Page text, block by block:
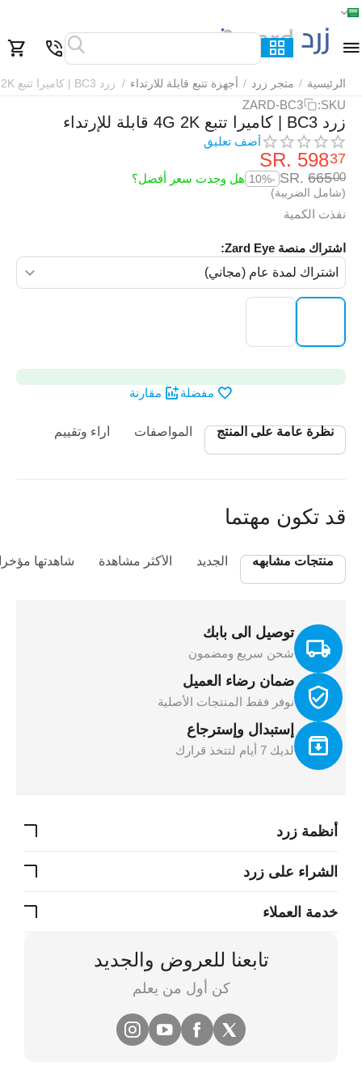
الرئيسية / متجر زرد / أجهزة تتبع قابلة للارتداء / زرد BC3 | كاميرا تتبع 4G 2K قابلة للإرتداء
SKU:
ZARD-BC3
زرد BC3 | كاميرا تتبع 4G 2K قابلة للإرتداء
أضف تعليق
SR.‎598
SR.‎665
-10% هل وجدت سعر أفضل؟
(شامل الضريبة)
نفذت الكمية
اشتراك منصة Zard Eye:
مفضلة مقارنة
نظرة عامة على المنتج المواصفات أراء وتقييم
قد تكون مهتما
منتجات مشابهه الجديد الأكثر مشاهدة شاهدتها مؤخرا
توصيل الى بابك
شحن سريع ومضمون
ضمان رضاء العميل
نوفر فقط المنتجات الأصلية
إستبدال وإسترجاع
لديك 7 أيام لتتخذ قرارك
أنظمة زرد
الشراء على زرد
خدمة العملاء
تابعنا للعروض والجديد
كن أول من يعلم
الرئيسية القائمة بحث السلة قائمة المفضلة